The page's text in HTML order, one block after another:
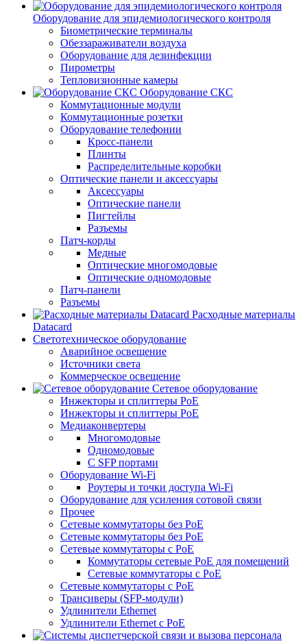
Оборудование для эпидемиологического контроля
Биометрические терминалы
Обеззараживатели воздуха
Оборудование для дезинфекции
Пирометры
Тепловизионные камеры
Оборудование СКС
Коммутационные модули
Коммутационные розетки
Оборудование телефонии
Кросс-панели
Плинты
Распределительные коробки
Оптические панели и аксессуары
Аксессуары
Оптические панели
Пигтейлы
Разъемы
Патч-корды
Медные
Оптические многомодовые
Оптические одномодовые
Патч-панели
Разъемы
Расходные материалы
Datacard
Светотехническое оборудование
Аварийное освещение
Источники света
Коммерческое освещение
Сетевое оборудование
Инжекторы и сплиттеры PoE
Инжекторы и сплиттеры РоЕ
Медиаконвертеры
Многомодовые
Одномодовые
С SFP портами
Оборудование Wi-Fi
Роутеры и точки доступа Wi-Fi
Оборудование для усиления сотовой связи
Прочее
Сетевые коммутаторы без PoE
Сетевые коммутаторы без РоЕ
Сетевые коммутаторы с PoE
Коммутаторы сетевые PoE для помещений
Сетевые коммутаторы с PoE
Сетевые коммутаторы с РоЕ
Трансиверы (SFP-модули)
Удлинители Ethernet
Удлинители Ethernet с PoE